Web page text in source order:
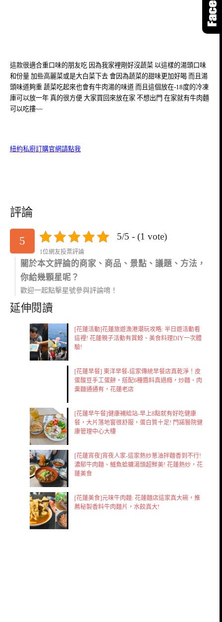
這款很適合重口味的朋友吃 因為我家裡剛好沒蔬菜 以這樣的湯頭口味
和份量 加些高麗菜或是大白菜下去 會因為蔬菜的甜味更加好喝 而且湯
頭味道夠重 蔬菜吃起來也會有牛肉湯的味道 而且這個放在-18度的冷凍
庫可以放一年 真的很方便 大家買回來放在家 不想出門 在家就有牛肉麵
可以吃摟~~
紐約私廚訂購官網請點我
評論
5 5/5 - (1 vote)
1位網友投票評論
關於本文評論的商家、商品、景點、議題、方法，
你給幾顆星呢？
歡迎一起點擊星號參與評論唷！
延伸閱讀
[花蓮活動]花蓮旅遊漁港潮玩攻略: 半日遊活動看
這裡! 花蓮親子活動有賞鯨、美食料理DIY一次體
驗!
[花蓮早餐] 東洋早餐-這家傳統早餐店真乾淨！皮
蛋酸豆手工蛋餅，搭配6種醬料真過癮，炒麵、肉
羹麵通通有，花蓮老店
[花蓮早午餐]健康補給站-早上8點就有好吃健康
餐，大片落地窗很舒服，蛋白質十足! 門諾醫院健
康管理中心大樓
[花蓮宵夜]宵夜人家-這家熱炒蔥油拌麵香到不行!
濃郁牛肉麵、鱸魚蛤蠣湯頭超鮮美! 花蓮熱炒，花
蓮美食
[花蓮美食]元味牛肉麵: 花蓮麵店這家真大碗，推
薦秘製香料牛肉麵片，水餃真大!